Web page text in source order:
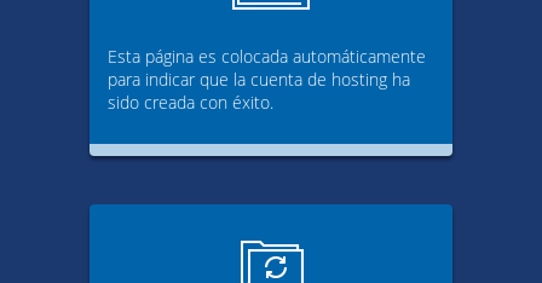
Esta página es colocada automáticamente
para indicar que la cuenta de hosting ha
sido creada con éxito.